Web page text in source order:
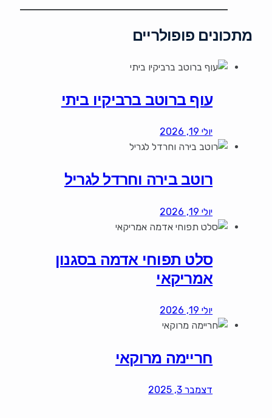
מתכונים פופולריים
עוף ברוטב ברביקיו ביתי
יולי 19, 2026
רוטב בירה וחרדל לגריל
יולי 19, 2026
סלט תפוחי אדמה בסגנון
אמריקאי
יולי 19, 2026
חריימה מרוקאי
דצמבר 3, 2025